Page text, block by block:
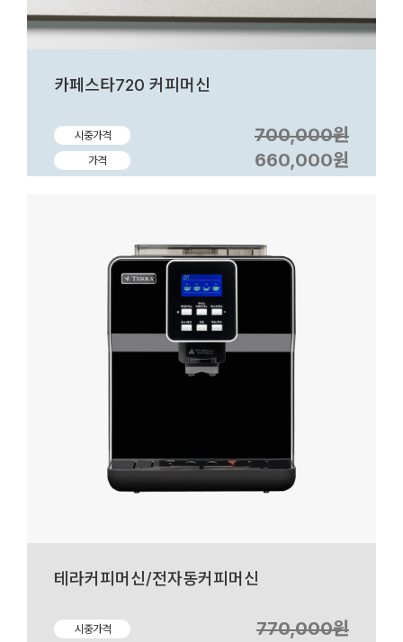
카페스타720 커피머신
시중가격 700,000원
가격 660,000원
테라커피머신/전자동커피머신
시중가격 770,000원